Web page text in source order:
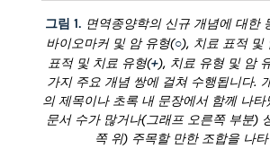
그림 1. 면역종양학의 신규 개념에 대한
바이오마커 및 암 유형(○), 치료 표적 및
표적 및 치료 유형(+), 치료 유형 및 암
가지 주요 개념 쌍에 걸쳐 수행됩니다.
의 제목이나 초록 내 문장에서 함께 나
문서 수가 많거나(그래프 오른쪽 부분)
쪽 위) 주목할 만한 조합을 나